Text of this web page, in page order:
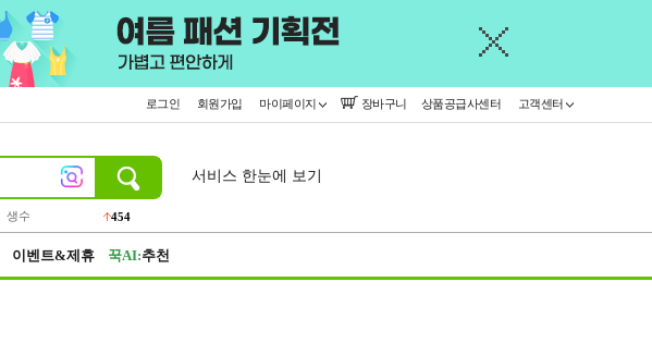
로그인 회원가입 마이페이지 장바구니 상품공급사센터 고객센터
생수
454
서비스 한눈에 보기
이벤트&제휴 꾹AI:추천